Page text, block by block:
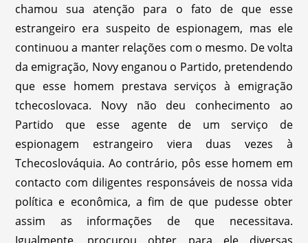
chamou sua atenção para o fato de que esse
estrangeiro era suspeito de espionagem, mas ele
continuou a manter relações com o mesmo. De volta
da emigração, Novy enganou o Partido, pretendendo
que esse homem prestava serviços à emigração
tchecoslovaca. Novy não deu conhecimento ao
Partido que esse agente de um serviço de
espionagem estrangeiro viera duas vezes à
Tchecoslováquia. Ao contrário, pôs esse homem em
contacto com diligentes responsáveis de nossa vida
política e econômica, a fim de que pudesse obter
assim as informações de que necessitava.